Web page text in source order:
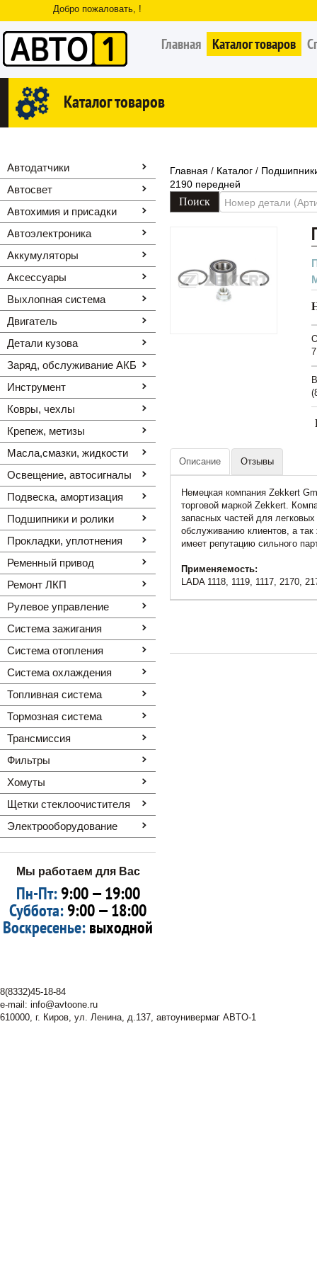
Добро пожаловать, !
Главная Каталог товаров
Каталог товаров
Автодатчики
Автосвет
Автохимия и присадки
Автоэлектроника
Аккумуляторы
Аксессуары
Выхлопная система
Двигатель
Детали кузова
Заряд, обслуживание АКБ
Инструмент
Ковры, чехлы
Крепеж, метизы
Масла,смазки, жидкости
Освещение, автоcигналы
Подвеска, амортизация
Подшипники и ролики
Прокладки, уплотнения
Ременный привод
Ремонт ЛКП
Рулевое управление
Система зажигания
Система отопления
Система охлаждения
Топливная система
Тормозная система
Трансмиссия
Фильтры
Хомуты
Щетки стеклоочистителя
Электрооборудование
Мы работаем для Вас
Пн-Пт:9:00 — 19:00
Суббота:9:00 — 18:00
Воскресенье:выходной
Главная / Каталог /
2190 передней
Описание Отзывы
Немецкая компания Zekkert
торговой маркой Zekkert.
запасных частей для
обслуживанию клиентов, а
имеет репутацию сильного
Применяемость:
LADA 1118, 1119, 1117, 2170,
8(8332)45-18-84
e-mail: info@avtoone.ru
610000, г. Киров, ул. Ленина, д.137, автоунивермаг ABTO-1